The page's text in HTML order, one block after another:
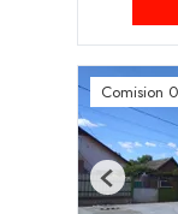
Comision
Previous